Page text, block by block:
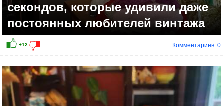
+19
секондов, которые удивили даже
постоянных любителей винтажа
Комментариев: 0